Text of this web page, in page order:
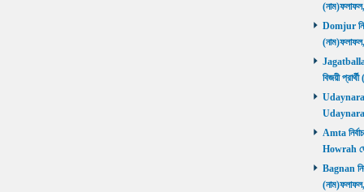
Domjur
বিজয়ী
Amta
Howrah
Bagnan